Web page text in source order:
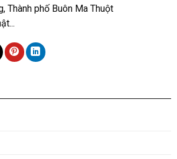
Thành phố Buôn Ma Thuột